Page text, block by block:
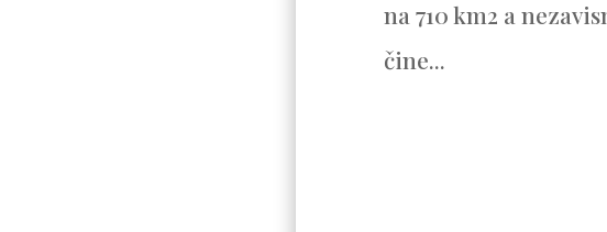
na 710 km2 a
čine...